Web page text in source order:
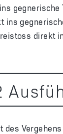
gegnerische
direkt